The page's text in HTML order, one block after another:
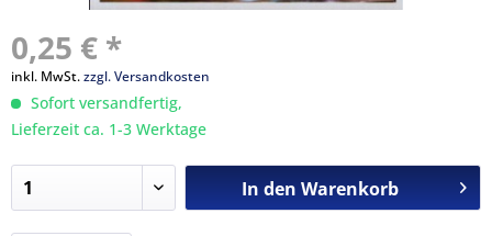
0,25 € *
inkl. MwSt.zzgl. Versandkosten
Sofort versandfertig,
Lieferzeit ca. 1-3 Werktage
In den Warenkorb